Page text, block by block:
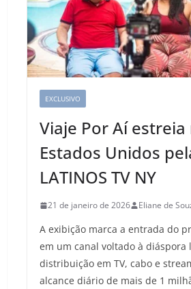
EXCLUSIVO
Viaje Por Aí estreia
Estados Unidos
LATINOS TV NY
21 de janeiro de 2026 Eliane de
A exibição marca a entrada do
em um canal voltado à diáspora
distribuição em TV, cabo e
alcance diário de mais de 1